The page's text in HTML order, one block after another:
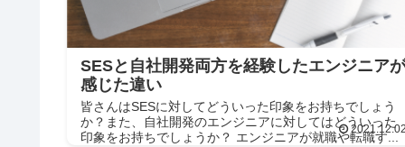
SESと自社開発両方を経験したエンジニアが
感じた違い
皆さんはSESに対してどういった印象をお持ちでしょう
か？また、自社開発のエンジニアに対してはどういった
印象をお持ちでしょうか？ エンジニアが就職や転職す...